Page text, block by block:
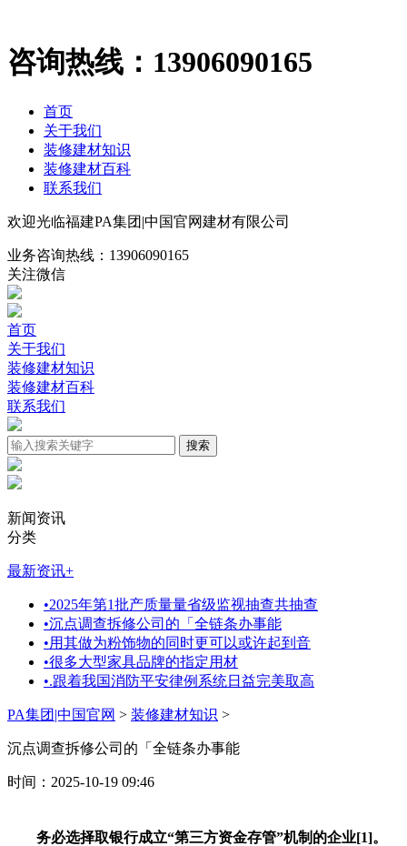
咨询热线： 13906090165
首页
关于我们
装修建材知识
装修建材百科
联系我们
欢迎光临福建PA集团|中国官网建材有限公司
业务咨询热线： 13906090165
关注微信
首页
关于我们
装修建材知识
装修建材百科
联系我们
新闻资讯
分类
最新资讯+
•2025年第1批产质量量省级监视抽查共抽查
•沉点调查拆修公司的「全链条办事能
•用其做为粉饰物的同时更可以或许起到音
•很多大型家具品牌的指定用材
•.跟着我国消防平安律例系统日益完美取高
PA集团|中国官网 > 装修建材知识 >
沉点调查拆修公司的「全链条办事能
时间：2025-10-19 09:46
务必选择取银行成立“第三方资金存管”机制的企业[1]。